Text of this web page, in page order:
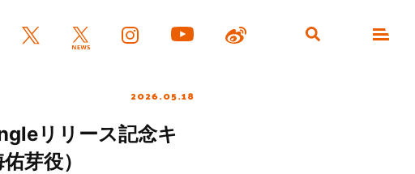
2026.05.18
リリース記念キ
芽役）